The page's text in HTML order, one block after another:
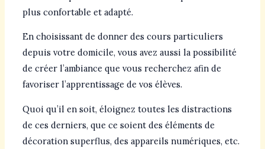
plus confortable et adapté.
En choisissant de donner des cours particuliers
depuis votre domicile, vous avez aussi la possibilité
de créer l’ambiance que vous recherchez afin de
favoriser l’apprentissage de vos élèves.
Quoi qu’il en soit, éloignez toutes les distractions
de ces derniers, que ce soient des éléments de
décoration superflus, des appareils numériques, etc.